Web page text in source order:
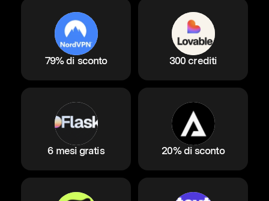
79% di sconto 300 crediti
6 mesi gratis 20% di sconto